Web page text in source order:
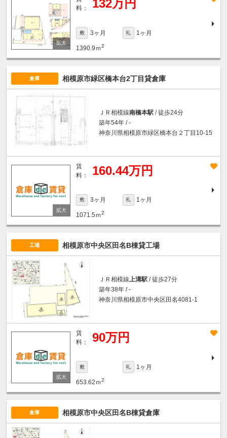
料：
132万円
敷 3ヶ月 礼 1ヶ月
1390.9ｍ2
倉庫 相模原市緑区橋本台2丁目貸倉庫
ＪＲ相模線南橋本駅 / 徒歩24分
築年54年 / -
神奈川県相模原市緑区橋本台２丁目10-15
賃
料：
160.44万円
敷 3ヶ月 礼 1ヶ月
1071.5ｍ2
工場 相模原市中央区田名B棟貸工場
ＪＲ相模線上溝駅 / 徒歩27分
築年38年 / -
神奈川県相模原市中央区田名4081-1
賃
料：
90万円
敷 礼 1ヶ月
653.62ｍ2
倉庫 相模原市中央区田名B棟貸倉庫